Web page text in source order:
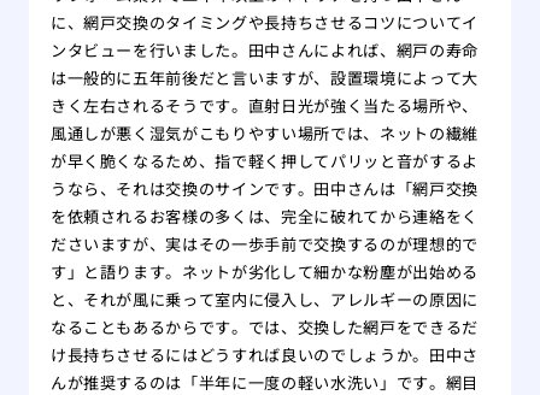
に、網戸交換のタイミングや長持ちさせるコツについてイ
ンタビューを行いました。田中さんによれば、網戸の寿命
は一般的に五年前後だと言いますが、設置環境によって大
きく左右されるそうです。直射日光が強く当たる場所や、
風通しが悪く湿気がこもりやすい場所では、ネットの繊維
が早く脆くなるため、指で軽く押してパリッと音がするよ
うなら、それは交換のサインです。田中さんは「網戸交換
を依頼されるお客様の多くは、完全に破れてから連絡をく
ださいますが、実はその一歩手前で交換するのが理想的で
す」と語ります。ネットが劣化して細かな粉塵が出始める
と、それが風に乗って室内に侵入し、アレルギーの原因に
なることもあるからです。では、交換した網戸をできるだ
け長持ちさせるにはどうすれば良いのでしょうか。田中さ
んが推奨するのは「半年に一度の軽い水洗い」です。網目